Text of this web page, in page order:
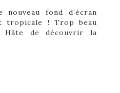
fond d’écran
tropicale ! Trop beau
de découvrir la